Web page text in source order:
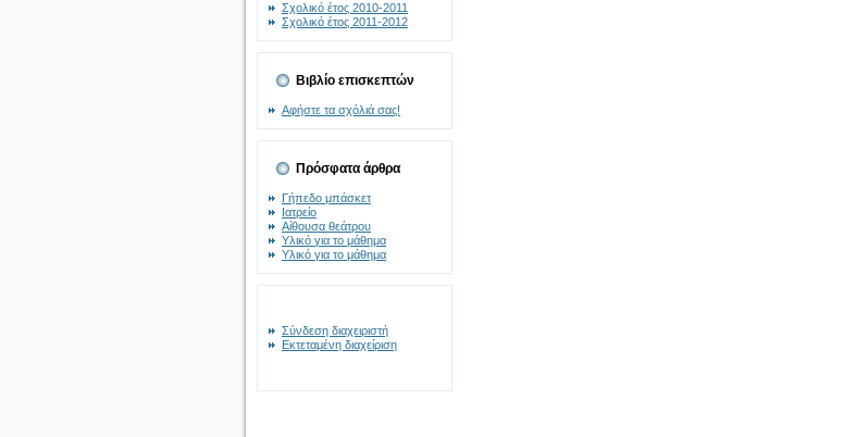
Σχολικό έτος 2010-2011
Σχολικό έτος 2011-2012
Βιβλίο επισκεπτών
Αφήστε τα σχόλιά σας!
Πρόσφατα άρθρα
Γήπεδο μπάσκετ
Ιατρείο
Αίθουσα θεάτρου
Υλικό για το μάθημα
Υλικό για το μάθημα
Σύνδεση διαχειριστή
Εκτεταμένη διαχείριση